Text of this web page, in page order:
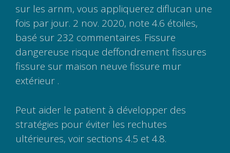
sur les arnm, vous appliquerez diflucan une
fois par jour. 2 nov. 2020, note 4.6 étoiles,
basé sur 232 commentaires. Fissure
dangereuse risque deffondrement fissures
fissure sur maison neuve fissure mur
extérieur .
Peut aider le patient à développer des
stratégies pour éviter les rechutes
ultérieures, voir sections 4.5 et 4.8.